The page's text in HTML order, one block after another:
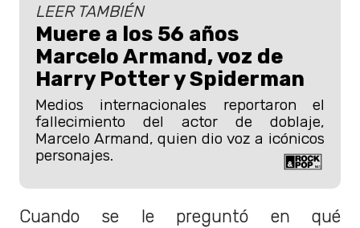
LEER TAMBIÉN
Muere a los 56 años
Marcelo Armand, voz de
Harry Potter y Spiderman
Medios internacionales reportaron el
fallecimiento del actor de doblaje,
Marcelo Armand, quien dio voz a icónicos
personajes.
Cuando se le preguntó en qué